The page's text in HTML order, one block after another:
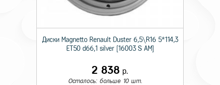
Диски Magnetto Renault Duster 6,5\R16 5*114,3
ET50 d66,1 silver [16003 S AM]
2 838 р.
Осталось: больше 10 шт.